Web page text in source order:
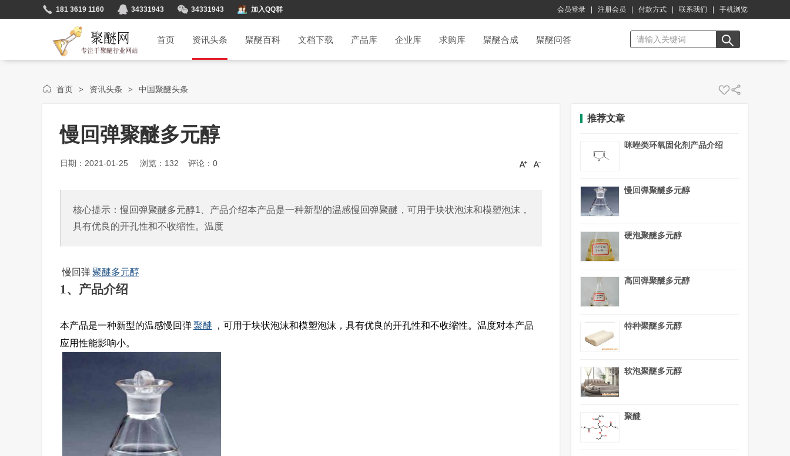
会员登录 注册会员 付款方式 联系我们 手机浏览
181 3619 1160 34331943 34331943 加入QQ群
首页 资讯头条 聚醚百科 文档下载 产品库 企业库 求购库 聚醚合成 聚醚问答
首页 > 资讯头条 > 中国聚醚头条
慢回弹聚醚多元醇
日期：2021-01-25 浏览： 132 评论：0
核心提示：慢回弹聚醚多元醇1、产品介绍本产品是一种新型的温感慢回弹聚醚，可用于块状泡沫和模塑泡沫，
具有优良的开孔性和不收缩性。温度
慢回弹聚醚多元醇
1、产品介绍
本产品是一种新型的温感慢回弹聚醚
，可用于块状泡沫和模塑泡沫，具有优良的开孔性和不收缩性。温度对本产品
应用性能影响小。
推荐文章
咪唑类环氧固化剂产品介绍
慢回弹聚醚多元醇
硬泡聚醚多元醇
高回弹聚醚多元醇
特种聚醚多元醇
软泡聚醚多元醇
聚醚